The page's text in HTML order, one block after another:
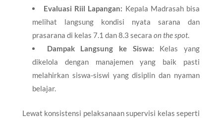
Evaluasi Riil Lapangan: Kepala Madrasah bisa
melihat langsung kondisi nyata sarana dan
prasarana di kelas 7.1 dan 8.3 secara on the spot.
Dampak Langsung ke Siswa: Kelas yang
dikelola dengan manajemen yang baik pasti
melahirkan siswa-siswi yang disiplin dan nyaman
belajar.
Lewat konsistensi pelaksanaan supervisi kelas seperti